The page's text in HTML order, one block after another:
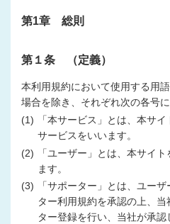
第1章 総則
第１条 （定義）
本利用規約において使用する用
場合を除き、それぞれ次の各号
(1)
「本サービス」とは、本サ
サービスをいいます。
(2)
「ユーザー」とは、本サイ
ます。
(3)
「サポーター」とは、ユー
ター利用規約を承認の上、
ター登録を行い、当社が承認